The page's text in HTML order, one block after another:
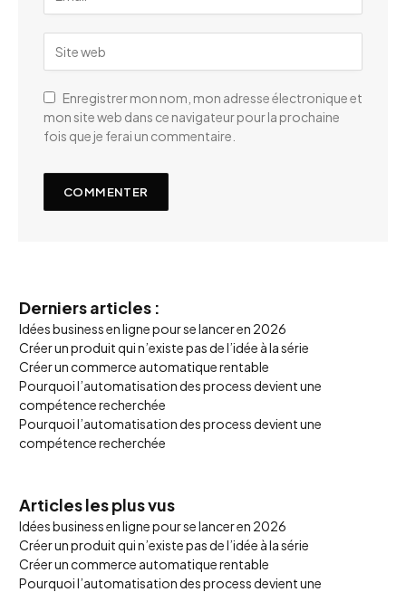
Enregistrer mon nom, mon adresse électronique et
mon site web dans ce navigateur pour la prochaine
fois que je ferai un commentaire.
Derniers articles :
Idées business en ligne pour se lancer en 2026
Créer un produit qui n’existe pas de l’idée à la série
Créer un commerce automatique rentable
Pourquoi l’automatisation des process devient une
compétence recherchée
Pourquoi l’automatisation des process devient une
compétence recherchée
Articles les plus vus
Idées business en ligne pour se lancer en 2026
Créer un produit qui n’existe pas de l’idée à la série
Créer un commerce automatique rentable
Pourquoi l’automatisation des process devient une